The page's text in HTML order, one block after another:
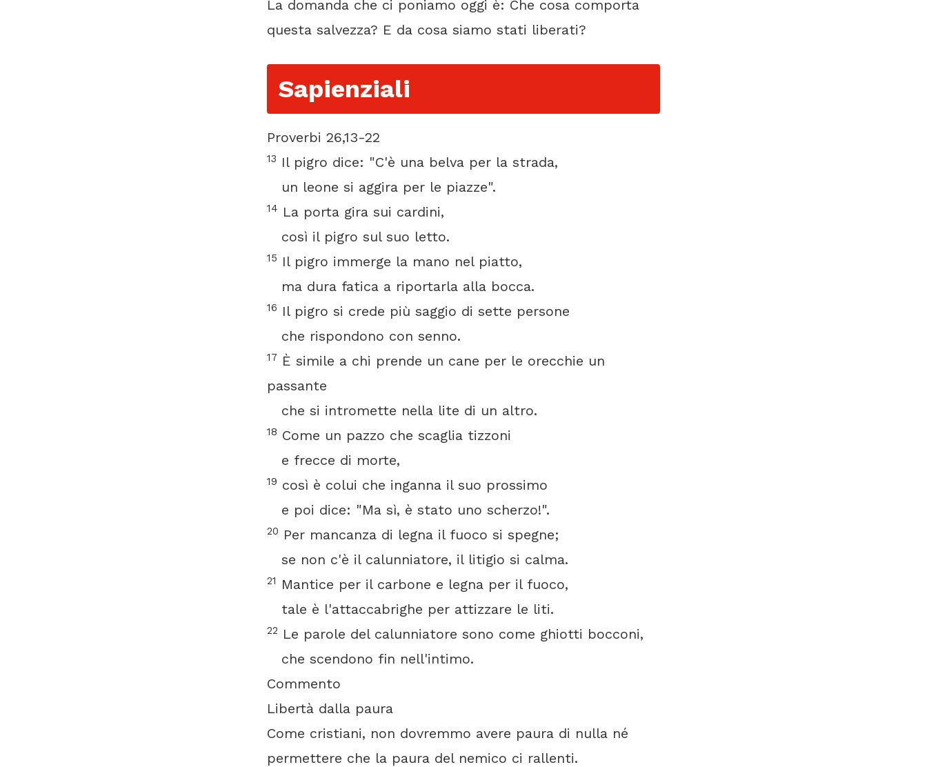
La domanda che ci poniamo oggi è: Che cosa comporta
questa salvezza? E da cosa siamo stati liberati?
Sapienziali
Proverbi 26,13-22
13 Il pigro dice: "C'è una belva per la strada,
un leone si aggira per le piazze".
14 La porta gira sui cardini,
così il pigro sul suo letto.
15 Il pigro immerge la mano nel piatto,
ma dura fatica a riportarla alla bocca.
16 Il pigro si crede più saggio di sette persone
che rispondono con senno.
17 È simile a chi prende un cane per le orecchie un
passante
che si intromette nella lite di un altro.
18 Come un pazzo che scaglia tizzoni
e frecce di morte,
19 così è colui che inganna il suo prossimo
e poi dice: "Ma sì, è stato uno scherzo!".
20 Per mancanza di legna il fuoco si spegne;
se non c'è il calunniatore, il litigio si calma.
21
Mantice per il carbone e legna per il fuoco,
tale è l'attaccabrighe per attizzare le liti.
22 Le parole del calunniatore sono come ghiotti bocconi,
che scendono fin nell'intimo.
Commento
Libertà dalla paura
Come cristiani, non dovremmo avere paura di nulla né
permettere che la paura del nemico ci rallenti.